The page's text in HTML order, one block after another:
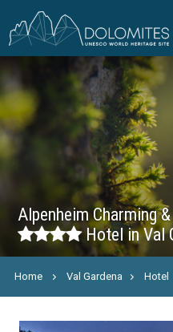
Alpenheim Charming
Hotel in Val
Home Val Gardena Hotel